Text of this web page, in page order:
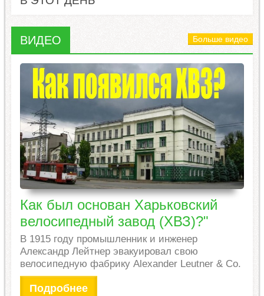
ВИДЕО Больше видео
Как был основан Харьковский
велосипедный завод (ХВЗ)?"
В 1915 году промышленник и инженер
Александр Лейтнер эвакуировал свою
велосипедную фабрику Alexander Leutner & Co.
Подробнее